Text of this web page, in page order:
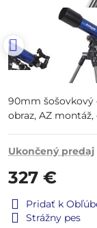
90mm šošovkový
obraz, AZ
Ukončený predaj
327 €
Pridať k
Strážny pes